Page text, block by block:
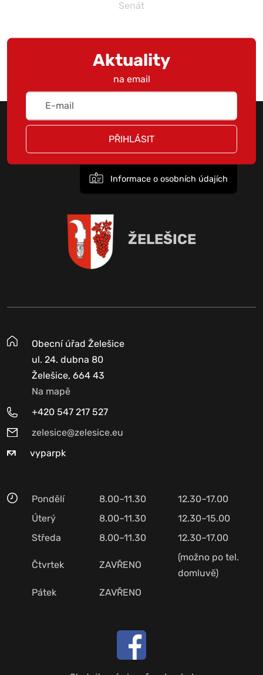
Senát
Aktuality
na email
PŘIHLÁSIT
Informace o osobních údajích
ŽELEŠICE
Obecní úřad Želešice
ul. 24. dubna 80
Želešice, 664 43
Na mapě
+420 547 217 527
zelesice@zelesice.eu
vyparpk
Pondělí 8.00–11.30
12.30–17.00
Úterý
8.00–11.30
12.30–15.00
Středa
8.00–11.30 12.30–17.00
Čtvrtek ZAVŘENO
(možno po tel.
domluvě)
Pátek
ZAVŘENO